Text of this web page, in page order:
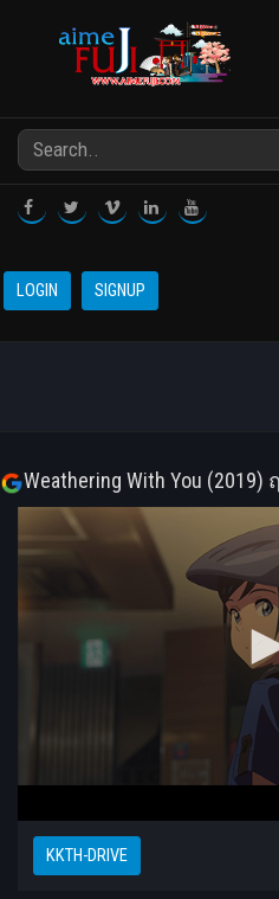
LOGIN SIGNUP
Weathering With You
KKTH-DRIVE